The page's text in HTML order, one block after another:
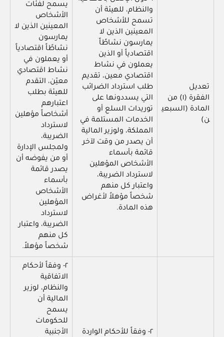
تعديل
الفقرة (١) من
المادة (السبعي
ن)
والنظام، للهيئة أن
تسمح للأشخاص
المعينين الذين لا
يمارسون نشاطًاً
اقتصادياً أو الذين
يعملون في نشاط
اقتصادي معين، تقديم
طلب استرداد الضرائب
التي يسددونها على
توريدات السلع أو
الخدمات المستلمة في
المملكة، ولوزير المالية
أن يصدر من وقت لآخر
قائمة بأسماء
الأشخاص المؤهلين
لاسترداد الضريبة،
واعتبار كل منهم
شخصاً مؤهلاً لأغراض
هذه المادة.
يسمح لفئات
الأشخاص
المعينين الذين لا
يمارسون
نشاطًاً اقتصادياً
أو يعملون في
نشاط اقتصادي
معيّن، التقدم
للهيئة بطلب
اعتبارهم
أشخاصاً مؤهلين
لاسترداد
الضريبة،
ولمجلس الإدارة
أو من يفوضه أن
يصدر قائمة
بأسماء
الأشخاص
المؤهلين
لاسترداد
الضريبة، واعتبار
كل منهم
شخصاً مؤهلاً.
٢- وفقاً للأحكام الواردة
٢- وفقاً لأحكام
الاتفاقية
والنظام، لوزير
المالية أن
يسمح
للحكومات
الأجنبية